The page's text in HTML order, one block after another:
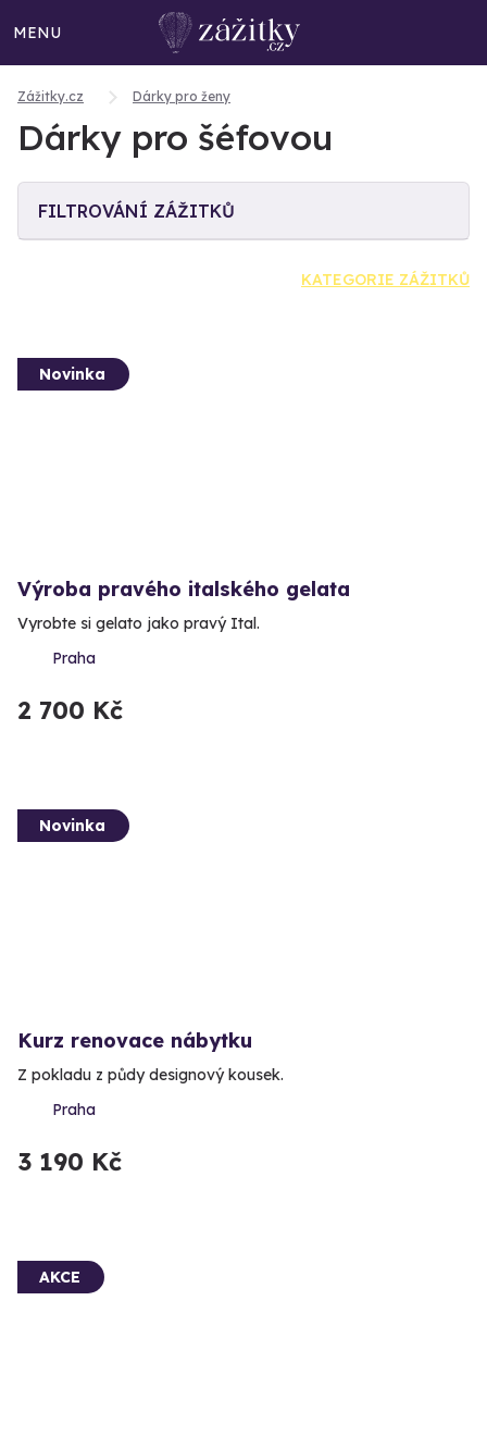
MENU
Zážitky.cz Dárky pro ženy
Dárky pro šéfovou
FILTROVÁNÍ ZÁŽITKŮ
KATEGORIE ZÁŽITKŮ
Novinka
Výroba pravého italského gelata
Vyrobte si gelato jako pravý Ital.
Praha
2 700 Kč
Novinka
Kurz renovace nábytku
Z pokladu z půdy designový kousek.
Praha
3 190 Kč
AKCE